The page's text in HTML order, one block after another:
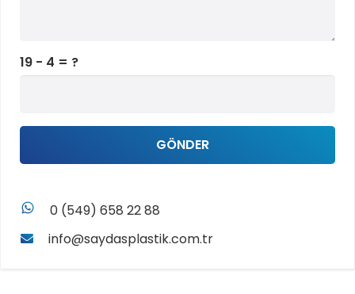
19 - 4 = ?
GÖNDER
whatsapp
0 (549) 658 22 88
info@saydasplastik.com.tr